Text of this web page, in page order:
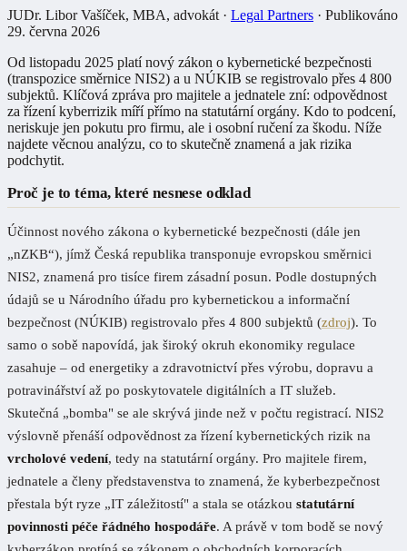
JUDr. Libor Vašíček, MBA, advokát · Legal Partners · Publikováno
29. června 2026
Od listopadu 2025 platí nový zákon o kybernetické bezpečnosti
(transpozice směrnice NIS2) a u NÚKIB se registrovalo přes 4 800
subjektů. Klíčová zpráva pro majitele a jednatele zní: odpovědnost
za řízení kyberrizik míří přímo na statutární orgány. Kdo to podcení,
neriskuje jen pokutu pro firmu, ale i osobní ručení za škodu. Níže
najdete věcnou analýzu, co to skutečně znamená a jak rizika
podchytit.
Proč je to téma, které nesnese odklad
Účinnost nového zákona o kybernetické bezpečnosti (dále jen
„nZKB“), jímž Česká republika transponuje evropskou směrnici
NIS2, znamená pro tisíce firem zásadní posun. Podle dostupných
údajů se u Národního úřadu pro kybernetickou a informační
bezpečnost (NÚKIB) registrovalo přes 4 800 subjektů (zdroj). To
samo o sobě napovídá, jak široký okruh ekonomiky regulace
zasahuje – od energetiky a zdravotnictví přes výrobu, dopravu a
potravinářství až po poskytovatele digitálních a IT služeb.
Skutečná „bomba" se ale skrývá jinde než v počtu registrací. NIS2
výslovně přenáší odpovědnost za řízení kybernetických rizik na
vrcholové vedení, tedy na statutární orgány. Pro majitele firem,
jednatele a členy představenstva to znamená, že kyberbezpečnost
přestala být ryze „IT záležitostí" a stala se otázkou statutární
povinnosti péče řádného hospodáře. A právě v tom bodě se nový